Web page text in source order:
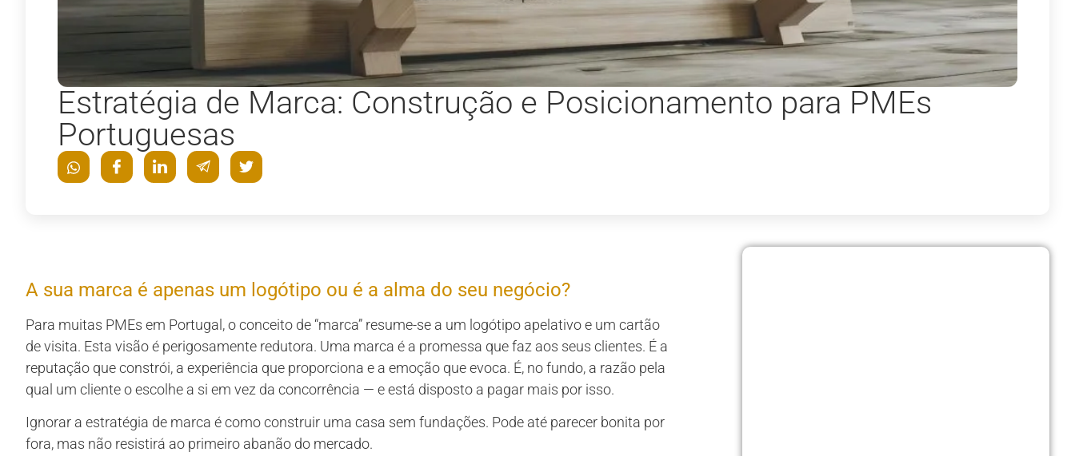
Estratégia de Marca: Construção e Posicionamento para PMEs
Portuguesas
A sua marca é apenas um logótipo ou é a alma do seu negócio?
Para muitas PMEs em Portugal, o conceito de “marca” resume-se a um logótipo apelativo e um cartão
de visita. Esta visão é perigosamente redutora. Uma marca é a promessa que faz aos seus clientes. É a
reputação que constrói, a experiência que proporciona e a emoção que evoca. É, no fundo, a razão pela
qual um cliente o escolhe a si em vez da concorrência — e está disposto a pagar mais por isso.
Ignorar a estratégia de marca é como construir uma casa sem fundações. Pode até parecer bonita por
fora, mas não resistirá ao primeiro abanão do mercado.